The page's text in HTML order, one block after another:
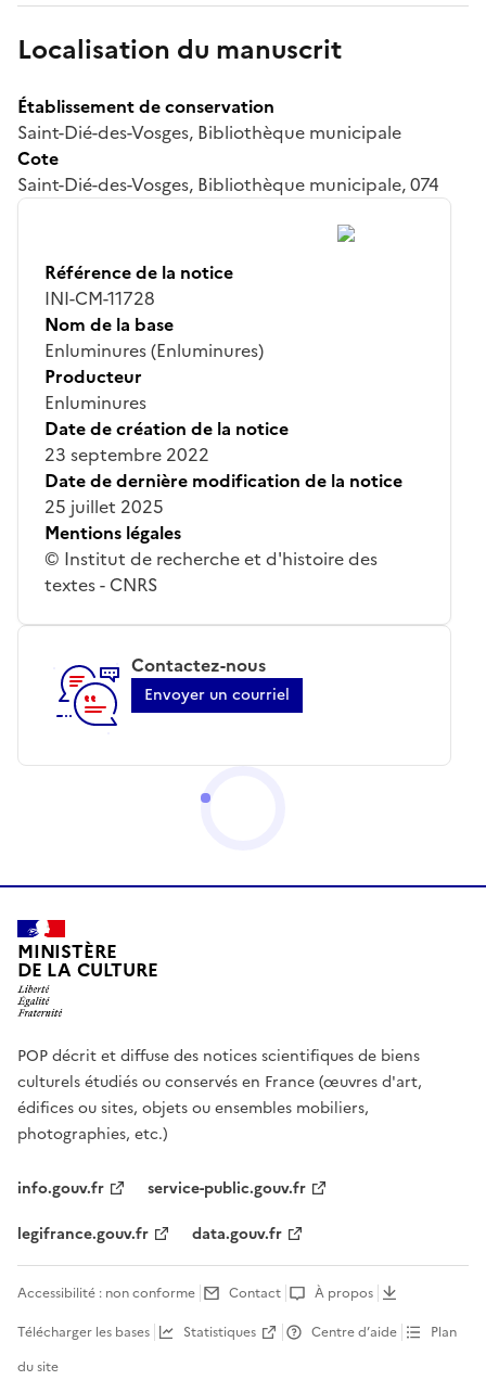
Localisation du manuscrit
Établissement de conservation
Saint-Dié-des-Vosges, Bibliothèque municipale
Cote
Saint-Dié-des-Vosges, Bibliothèque municipale, 074
Référence de la notice
INI-CM-11728
Nom de la base
Enluminures (Enluminures)
Producteur
Enluminures
Date de création de la notice
23 septembre 2022
Date de dernière modification de la notice
25 juillet 2025
Mentions légales
© Institut de recherche et d'histoire des
textes - CNRS
Contactez-nous
Envoyer un courriel
MINISTÈRE
DE LA CULTURE
POP décrit et diffuse des notices scientifiques de biens
culturels étudiés ou conservés en France (œuvres d'art,
édifices ou sites, objets ou ensembles mobiliers,
photographies, etc.)
info.gouv.fr
service-public.gouv.fr
legifrance.gouv.fr
data.gouv.fr
Accessibilité : non conforme Contact
À propos
Télécharger les bases
Statistiques Centre d’aide
Plan
du site